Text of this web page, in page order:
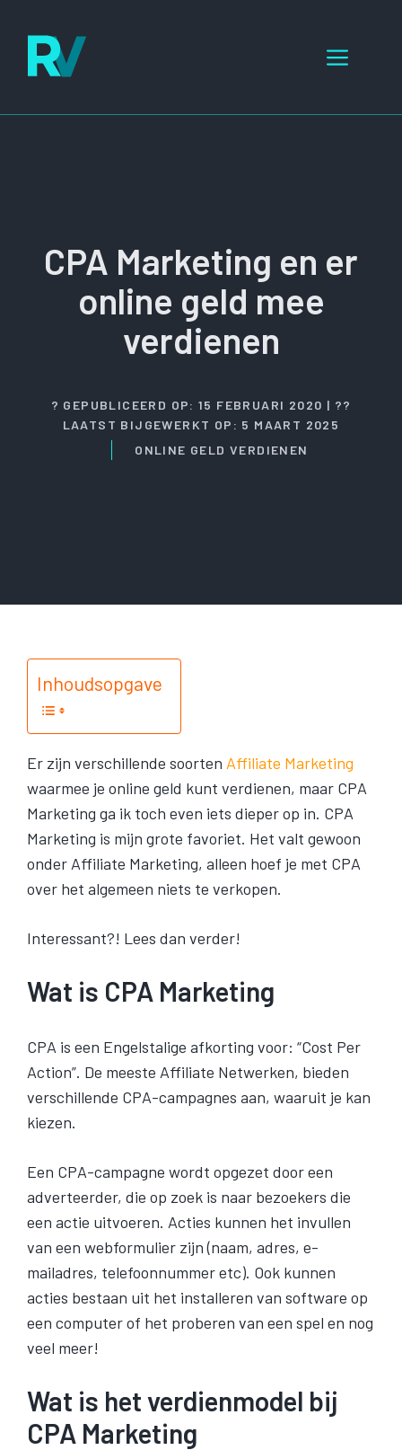
naar
Menu
CPA Marketing en er
online geld mee
verdienen
? GEPUBLICEERD OP: 15 FEBRUARI 2020 | ??
LAATST BIJGEWERKT OP: 5 MAART 2025
ONLINE GELD VERDIENEN
Inhoudsopgave
Er zijn verschillende soorten Affiliate Marketing
waarmee je online geld kunt verdienen, maar CPA
Marketing ga ik toch even iets dieper op in. CPA
Marketing is mijn grote favoriet. Het valt gewoon
onder Affiliate Marketing, alleen hoef je met CPA
over het algemeen niets te verkopen.
Interessant?! Lees dan verder!
Wat is CPA Marketing
CPA is een Engelstalige afkorting voor: “Cost Per
Action”. De meeste Affiliate Netwerken, bieden
verschillende CPA-campagnes aan, waaruit je kan
kiezen.
Een CPA-campagne wordt opgezet door een
adverteerder, die op zoek is naar bezoekers die
een actie uitvoeren. Acties kunnen het invullen
van een webformulier zijn (naam, adres, e-
mailadres, telefoonnummer etc). Ook kunnen
acties bestaan uit het installeren van software op
een computer of het proberen van een spel en nog
veel meer!
Wat is het verdienmodel bij
CPA Marketing